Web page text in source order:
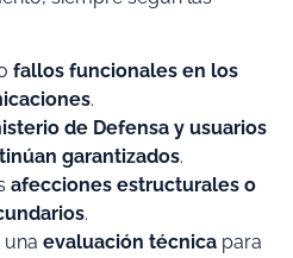
fallos funcionales en los
.
de Defensa y usuarios
garantizados.
afecciones estructurales o
.
una evaluación técnica para